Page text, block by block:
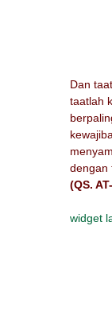
Dan
taatlah
dengan
(QS.
widget